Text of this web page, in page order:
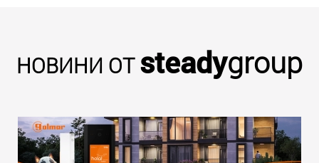
НОВИНИ ОТsteadygroup